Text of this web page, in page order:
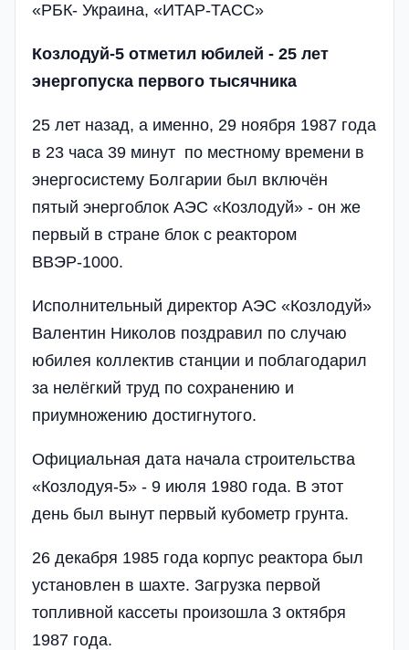
«РБК- Украина, «ИТАР-ТАСС»
Козлодуй-5 отметил юбилей - 25 лет
энергопуска первого тысячника
25 лет назад, а именно, 29 ноября 1987 года
в 23 часа 39 минут по местному времени в
энергосистему Болгарии был включён
пятый энергоблок АЭС «Козлодуй» - он же
первый в стране блок с реактором
ВВЭР-1000.
Исполнительный директор АЭС «Козлодуй»
Валентин Николов поздравил по случаю
юбилея коллектив станции и поблагодарил
за нелёгкий труд по сохранению и
приумножению достигнутого.
Официальная дата начала строительства
«Козлодуя-5» - 9 июля 1980 года. В этот
день был вынут первый кубометр грунта.
26 декабря 1985 года корпус реактора был
установлен в шахте. Загрузка первой
топливной кассеты произошла 3 октября
1987 года.